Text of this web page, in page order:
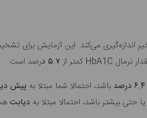
اندازه‌گیری می‌کند. این آزمایش برای
نرمال HbA1C کمتر از ۵.۷ د
رصد است
باشد، احتمالا شما مبتلا به پیش
حتی بیشتر باشد، احتمالا مبتلا به دیابت